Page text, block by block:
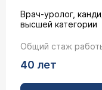
Врач-уролог,
высшей категории
Общий стаж
40 лет